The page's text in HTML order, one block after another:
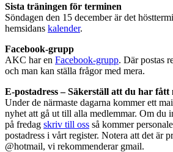
Sista träningen för terminen
Söndagen den 15 december är det
hemsidans kalender.
Facebook-grupp
AKC har en Facebook-grupp. Där postas
och man kan ställa frågor med mera.
E-postadress – Säkerställ att du har fått
Under de närmaste dagarna kommer ett
nyhet att gå ut till alla medlemmar. Om du
på fredag skriv till oss så kommer
postadress i vårt register. Notera att det är
@hotmail, vi rekommenderar gmail.